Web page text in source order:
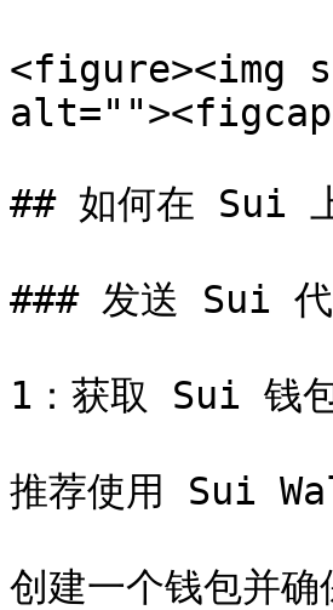
<figure><img
## 如何在 Sui
### 发送 Sui 代
1：获取 Sui 钱
推荐使用 Sui
创建一个钱包并